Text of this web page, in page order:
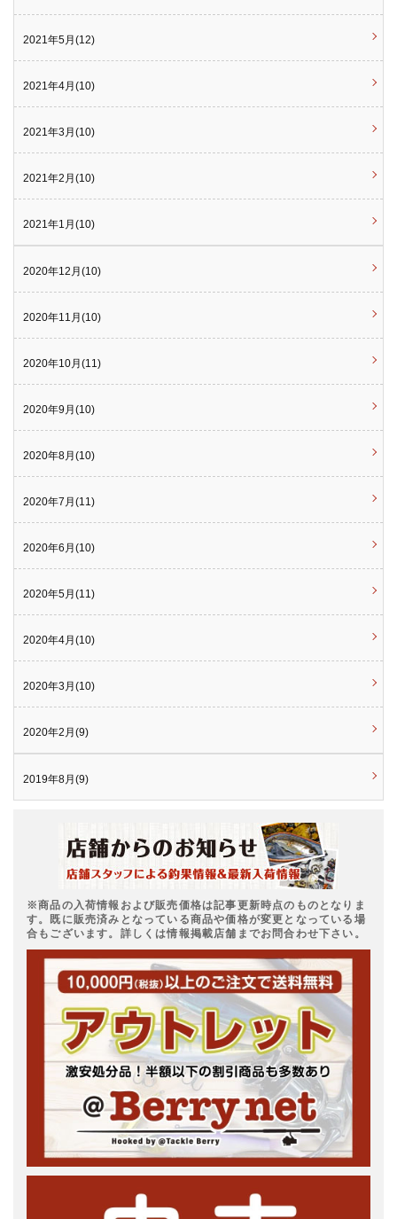
2021年5月(12)
2021年4月(10)
2021年3月(10)
2021年2月(10)
2021年1月(10)
2020年12月(10)
2020年11月(10)
2020年10月(11)
2020年9月(10)
2020年8月(10)
2020年7月(11)
2020年6月(10)
2020年5月(11)
2020年4月(10)
2020年3月(10)
2020年2月(9)
2019年8月(9)
※商品の入荷情報および販売価格は記事更新時点のものとなりま
す。既に販売済みとなっている商品や価格が変更となっている場
合もございます。詳しくは情報掲載店舗までお問合わせ下さい。